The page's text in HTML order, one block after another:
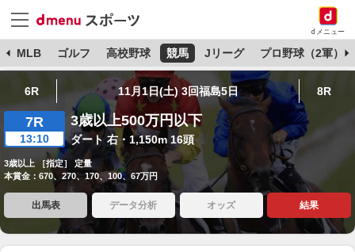
dメニュー
MLB ゴルフ 高校野球 競馬 Jリーグ プロ野球（2軍）
6R 11月1日(土) 3回福島5日 8R
7R
13:10
3歳以上500万円以下
ダート 右・1,150m 16頭
3歳以上 ［指定］ 定量
本賞金：670、270、170、100、67万円
出馬表 データ分析 オッズ 結果